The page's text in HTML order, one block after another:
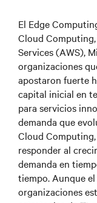
El Edge
Cloud
Services (AWS),
organizaciones
apostaron fuerte
capital inicial en
para servicios
demanda que
Cloud
responder al
demanda en
tiempo. Aunque
organizaciones